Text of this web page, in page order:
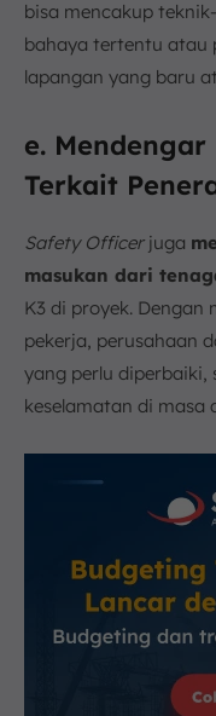
bisa mencakup
bahaya tertentu atau
lapangan yang baru
e.
Terkait
Safety Officerjuga
masukan dari
K3 di proyek. Dengan
pekerja, perusahaan
yang perlu
keselamatan di masa